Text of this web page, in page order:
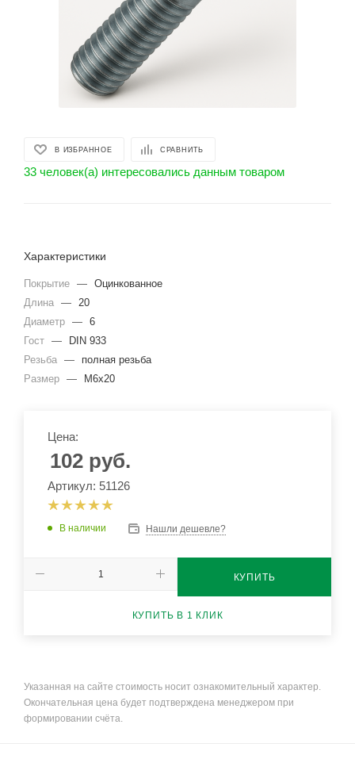
В ИЗБРАННОЕ СРАВНИТЬ
33 человек(а) интересовались данным товаром
Характеристики
Покрытие — Оцинкованное
Длина — 20
Диаметр — 6
Гост —
DIN 933
Резьба —
полная резьба
Размер — М6х20
Цена:
102 руб.
Артикул: 51126
В наличии Нашли дешевле?
КУПИТЬ
КУПИТЬ В 1 КЛИК
Указанная на сайте стоимость носит ознакомительный характер.
Окончательная цена будет подтверждена менеджером при
формировании счёта.